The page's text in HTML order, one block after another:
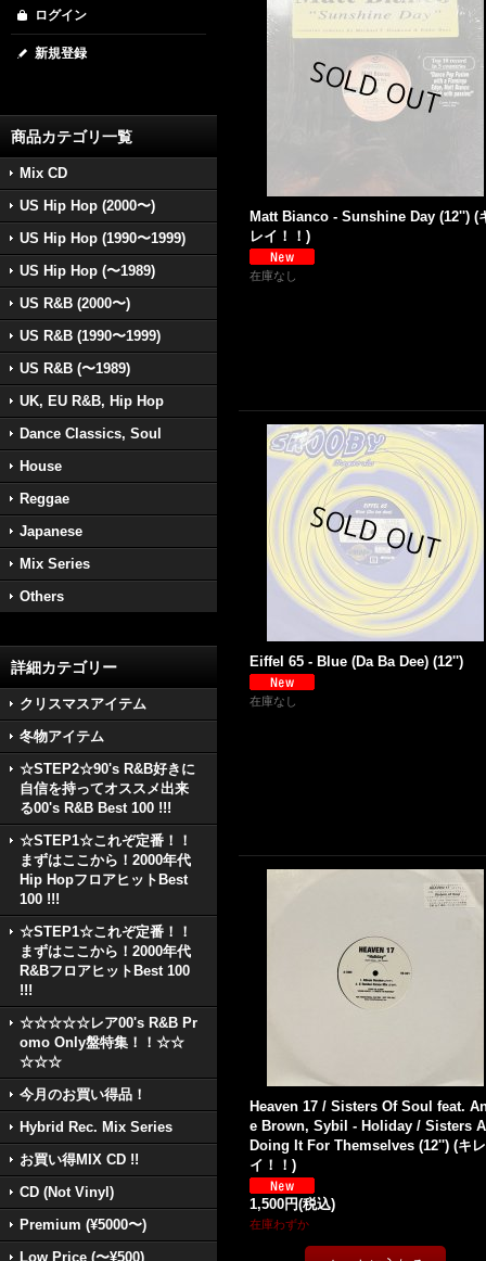
ログイン
新規登録
商品カテゴリ一覧
Mix CD
US Hip Hop (2000〜)
US Hip Hop (1990〜1999)
US Hip Hop (〜1989)
US R&B (2000〜)
US R&B (1990〜1999)
US R&B (〜1989)
UK, EU R&B, Hip Hop
Dance Classics, Soul
House
Reggae
Japanese
Mix Series
Others
詳細カテゴリー
クリスマスアイテム
冬物アイテム
☆STEP2☆90's R&B好きに
自信を持ってオススメ出来
る00's R&B Best 100 !!!
☆STEP1☆これぞ定番！！
まずはここから！2000年代
Hip HopフロアヒットBest
100 !!!
☆STEP1☆これぞ定番！！
まずはここから！2000年代
R&BフロアヒットBest 100
!!!
☆☆☆☆☆レア00's R&B Pr
omo Only盤特集！！☆☆
☆☆☆
今月のお買い得品！
Hybrid Rec. Mix Series
お買い得MIX CD !!
CD (Not Vinyl)
Premium (¥5000〜)
Low Price (〜¥500)
Matt Bianco - Sunshine Day (12'') (
レイ！！)
在庫なし
Eiffel 65 - Blue (Da Ba Dee) (12'')
在庫なし
Heaven 17 / Sisters Of Soul feat.
e Brown, Sybil - Holiday / Sisters
Doing It For Themselves (12'') (キレ
イ！！)
1,500円(税込)
在庫わずか